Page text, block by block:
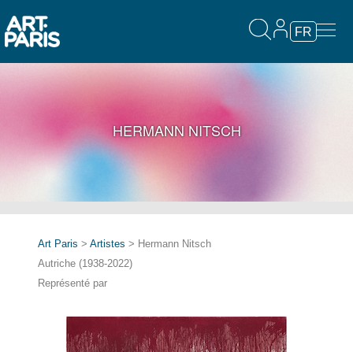
FR
HERMANN NITSCH
Art Paris > Artistes > Hermann Nitsch
Autriche (1938-2022)
Représenté par